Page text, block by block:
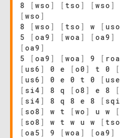
8
[ wso ] [ tso ] [ wso ]
[ wso ]
8
[ wso ] [ tso ] w [ uso
5
[ oa9 ] [ woa ] [ oa9 ]
[ oa9 ]
5
[ oa9 ] [ woa ] 9 [ roa
[ us6 ] 0 e [ o0 ] t 0 [
[ us6 ] 0 e 0 t 0 [ use
[ si4 ] 8 q [ o8 ] e 8 [
[ si4 ] 8 q 8 e 8 [ sqi
[ so8 ] w t [ wo ] u w [
[ so8 ] w t w u w [ tso
[ oa5 ] 9 [ woa ] [ oa9 ]